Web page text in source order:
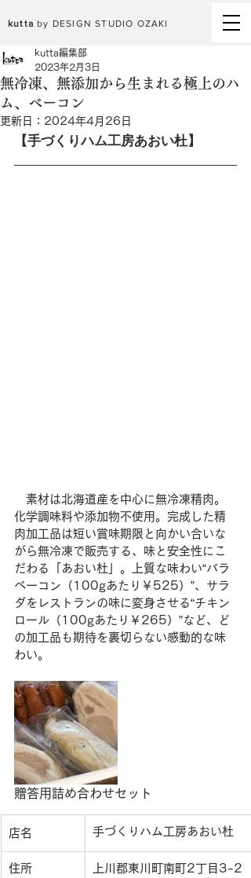
kutta by DESIGN STUDIO OZAKI
無冷凍、無添加から生まれる極上のハ
ム、ベーコン
kutta編集部
2023年2月3日
更新日： 2024年4月26日
【手づくりハム工房あおい杜】
素材は北海道産を中心に無冷凍精肉。
化学調味料や添加物不使用。完成した精
肉加工品は短い賞味期限と向かい合いな
がら無冷凍で販売する、味と安全性にこ
だわる「あおい杜」。上質な味わい“バラ
ベーコン（100gあたり￥525）”、サラ
ダをレストランの味に変身させる“チキン
ロール（100gあたり￥265）”など、ど
の加工品も期待を裏切らない感動的な味
わい。
贈答用詰め合わせセット
店名 手づくりハム工房あおい杜
住所 上川郡東川町南町2丁目3-2